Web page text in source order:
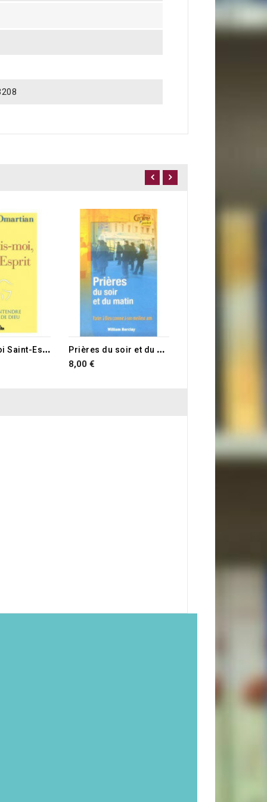
C
onduis-moi Saint-Esprit RUPTURE DE STOCK P
rières du soir et du matin vol.1
8,00 €